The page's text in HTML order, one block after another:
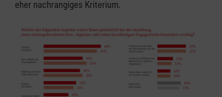
eher nachrangiges Kriterium.